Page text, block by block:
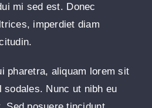
mi sed est. Donec
imperdiet diam
pharetra, aliquam lorem sit
Nunc ut nibh eu